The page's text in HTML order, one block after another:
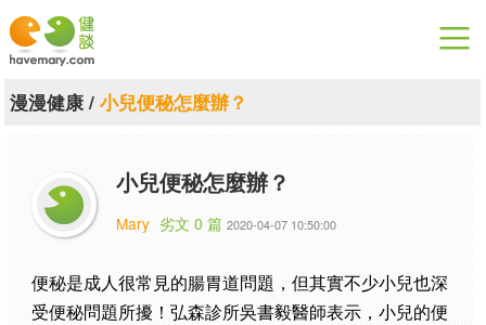
漫漫健康
關於健談
聯絡我們
下載專區
漫漫健康/ 小兒便秘怎麼辦？
小兒便秘怎麼辦？
Mary 劣文 0 篇 2020-04-07 10:50:00
便秘是成人很常見的腸胃道問題，但其實不少小兒也深
受便秘問題所擾！弘森診所吳書毅醫師表示，小兒的便